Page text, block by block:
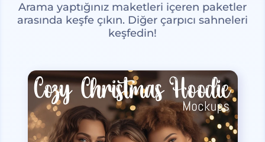
Arama yaptığınız maketleri içeren paketler
arasında keşfe çıkın. Diğer çarpıcı sahneleri
keşfedin!